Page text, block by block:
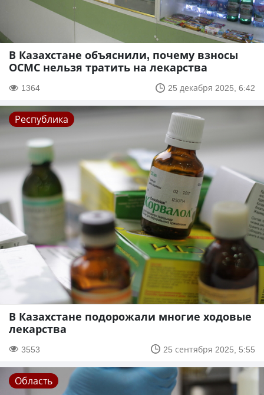
В Казахстане объяснили, почему взносы
ОСМС нельзя тратить на лекарства
1364 25 декабря 2025, 6:42
Республика
В Казахстане подорожали многие ходовые
лекарства
3553 25 сентября 2025, 5:55
Область